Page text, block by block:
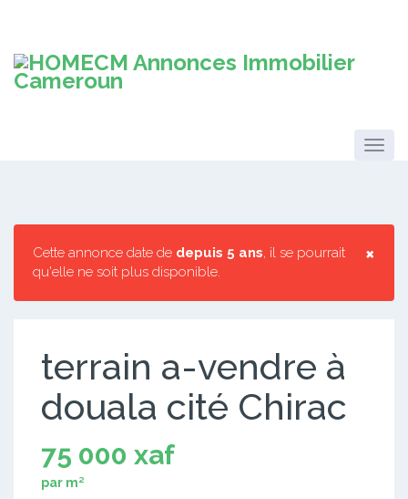
×
Cette annonce date de depuis 5 ans, il se pourrait
qu'elle ne soit plus disponible.
terrain a-vendre à
douala cité Chirac
75 000 xaf
par m²